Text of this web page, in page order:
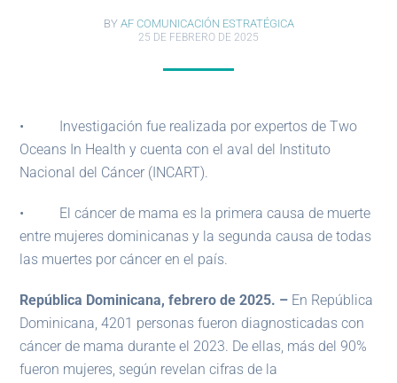
BY AF COMUNICACIÓN ESTRATÉGICA
25 DE FEBRERO DE 2025
• Investigación fue realizada por expertos de Two
Oceans In Health y cuenta con el aval del Instituto
Nacional del Cáncer (INCART).
• El cáncer de mama es la primera causa de muerte
entre mujeres dominicanas y la segunda causa de todas
las muertes por cáncer en el país.
República Dominicana, febrero de 2025. – En República
Dominicana, 4201 personas fueron diagnosticadas con
cáncer de mama durante el 2023. De ellas, más del 90%
fueron mujeres, según revelan cifras de la